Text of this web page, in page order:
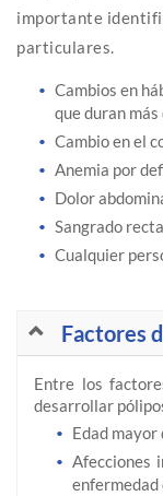
importante
particulares.
Cambios en
que duran más
Cambio en el
Anemia por
Dolor
Sangrado
Cualquier
Factores
Entre los
desarrollar
Edad mayor
Afecciones
enfermedad